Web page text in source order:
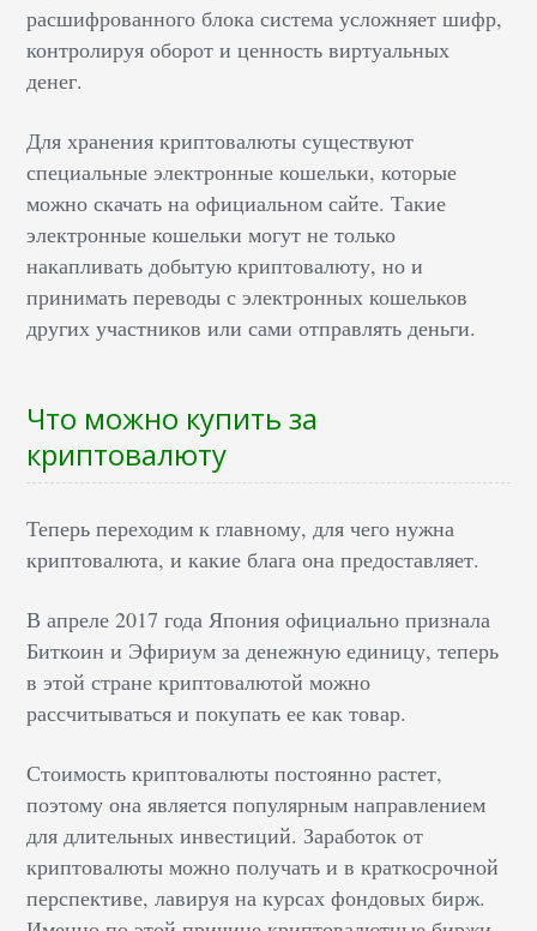
расшифрованного блока система усложняет шифр,
контролируя оборот и ценность виртуальных
денег.
Для хранения криптовалюты существуют
специальные электронные кошельки, которые
можно скачать на официальном сайте. Такие
электронные кошельки могут не только
накапливать добытую криптовалюту, но и
принимать переводы с электронных кошельков
других участников или сами отправлять деньги.
Что можно купить за
криптовалюту
Теперь переходим к главному, для чего нужна
криптовалюта, и какие блага она предоставляет.
В апреле 2017 года Япония официально признала
Биткоин и Эфириум за денежную единицу, теперь
в этой стране криптовалютой можно
рассчитываться и покупать ее как товар.
Стоимость криптовалюты постоянно растет,
поэтому она является популярным направлением
для длительных инвестиций. Заработок от
криптовалюты можно получать и в краткосрочной
перспективе, лавируя на курсах фондовых бирж.